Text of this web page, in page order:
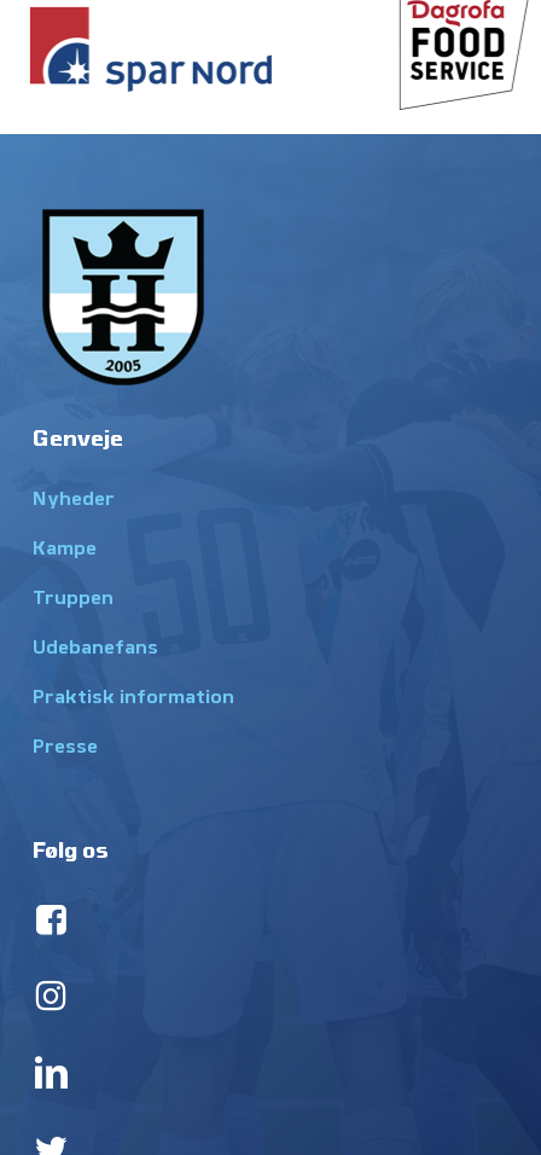
Genveje
Nyheder
Kampe
Truppen
Udebanefans
Praktisk information
Presse
Følg os